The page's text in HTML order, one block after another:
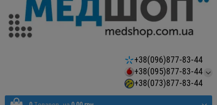
+38(096)877-83-44
+38(095)877-83-44
+38(073)877-83-44